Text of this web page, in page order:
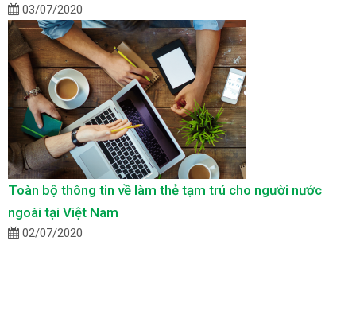
03/07/2020
Toàn bộ thông tin về làm thẻ tạm trú cho người nước
ngoài tại Việt Nam
02/07/2020